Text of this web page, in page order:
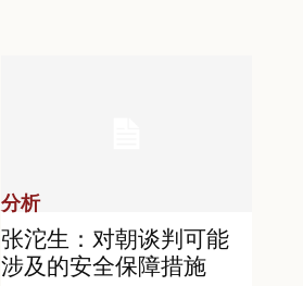
分析
张沱生：对朝谈判可能
涉及的安全保障措施